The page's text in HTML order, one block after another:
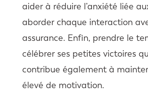
aider à réduire l’anxiété liée
aborder chaque interaction
assurance. Enfin, prendre le
célébrer ses petites victoires
contribue également à
élevé de motivation.